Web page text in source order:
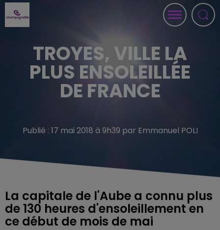
TROYES, VILLE LA
PLUS ENSOLEILLÉE
DE FRANCE
Publié : 17 mai 2018 à 9h39 par Emmanuel POLI
La capitale de l'Aube a connu plus
de 130 heures d'ensoleillement en
ce début de mois de mai